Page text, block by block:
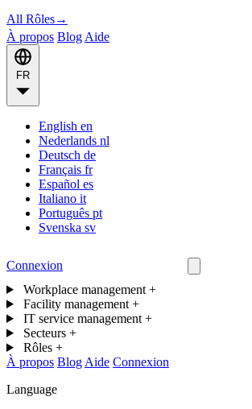
All Rôles→
À propos Blog Aide
English en
Nederlands nl
Deutsch de
Français fr
Español es
Italiano it
Português pt
Svenska sv
Connexion
Workplace management +
Facility management +
IT service management +
Secteurs +
Rôles +
À propos Blog Aide Connexion
Language